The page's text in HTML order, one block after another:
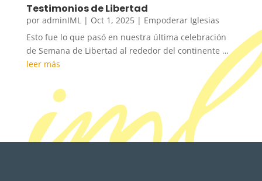
Testimonios de Libertad
por adminIML| Oct 1, 2025| Empoderar Iglesias
Esto fue lo que pasó en nuestra última celebración
de Semana de Libertad al rededor del continente …
leer más